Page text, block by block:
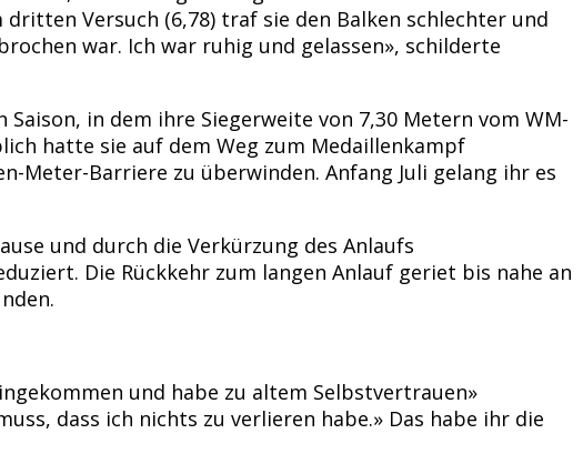
Versuch (6,78) traf sie den Balken schlechter und
war. Ich war ruhig und gelassen», schilderte
in dem ihre Siegerweite von 7,30 Metern vom WM-
hatte sie auf dem Weg zum Medaillenkampf
Meter-Barriere zu überwinden. Anfang Juli gelang ihr es
und durch die Verkürzung des Anlaufs
Die Rückkehr zum langen Anlauf geriet bis nahe an
und habe zu altem Selbstvertrauen»
dass ich nichts zu verlieren habe.» Das habe ihr die